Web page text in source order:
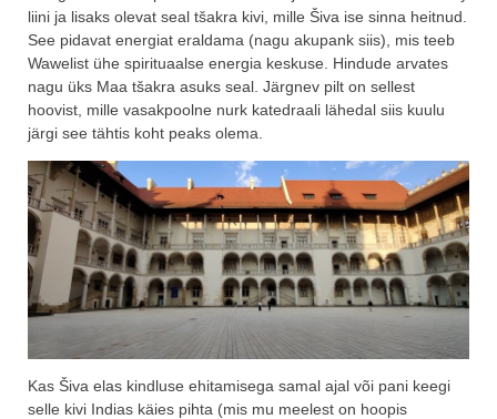
liini ja lisaks olevat seal tšakra kivi, mille Šiva ise sinna heitnud.
See pidavat energiat eraldama (nagu akupank siis), mis teeb
Wawelist ühe spirituaalse energia keskuse. Hindude arvates
nagu üks Maa tšakra asuks seal. Järgnev pilt on sellest
hoovist, mille vasakpoolne nurk katedraali lähedal siis kuulu
järgi see tähtis koht peaks olema.
Kas Šiva elas kindluse ehitamisega samal ajal või pani keegi
selle kivi Indias käies pihta (mis mu meelest on hoopis